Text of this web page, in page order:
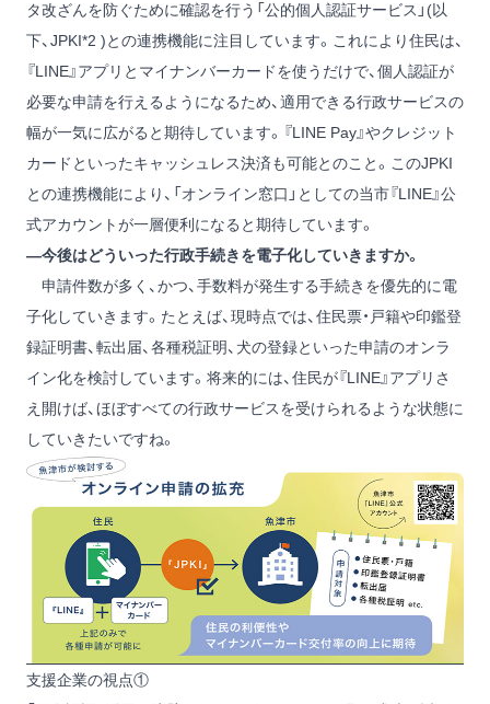
タ改ざんを防ぐために確認を行う「公的個人認証サービス」(以
下、JPKI*2 )との連携機能に注目しています。これにより住民は、
『LINE』アプリとマイナンバーカードを使うだけで、個人認証が
必要な申請を行えるようになるため、適用できる行政サービスの
幅が一気に広がると期待しています。『LINE Pay』やクレジット
カードといったキャッシュレス決済も可能とのこと。このJPKI
との連携機能により、「オンライン窓口」としての当市『LINE』公
式アカウントが一層便利になると期待しています。
―今後はどういった行政手続きを電子化していきますか。
申請件数が多く、かつ、手数料が発生する手続きを優先的に電
子化していきます。たとえば、現時点では、住民票・戸籍や印鑑登
録証明書、転出届、各種税証明、犬の登録といった申請のオンラ
イン化を検討しています。将来的には、住民が『LINE』アプリさ
え開けば、ほぼすべての行政サービスを受けられるような状態に
していきたいですね。
支援企業の視点①